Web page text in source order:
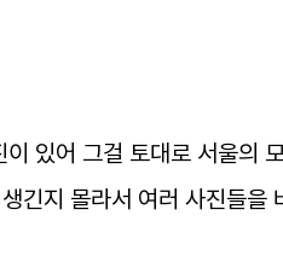
있어 그걸 토대로 서울의
생긴지 몰라서 여러 사진들을